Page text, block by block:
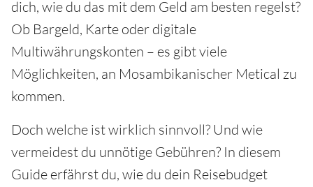
dich, wie du das mit dem Geld am besten regelst?
Ob Bargeld, Karte oder digitale
Multiwährungskonten – es gibt viele
Möglichkeiten, an Mosambikanischer Metical zu
kommen.
Doch welche ist wirklich sinnvoll? Und wie
vermeidest du unnötige Gebühren? In diesem
Guide erfährst du, wie du dein Reisebudget